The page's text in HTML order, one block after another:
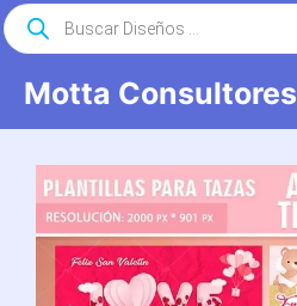
Saltar
al
Motta Consultores
Búsqueda
de
productos